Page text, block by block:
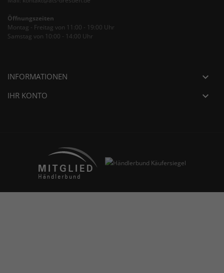
Öffnungszeiten
Montag - Freitag von 11:00 - 19:00 Uhr
Samstag von 10:00 - 14:00 Uhr
INFORMATIONEN 
IHR KONTO 